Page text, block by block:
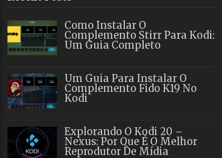
Como Instalar O
Complemento Stirr Para Kodi:
Um Guia Completo
Um Guia Para Instalar O
Complemento Fido K19 No
Kodi
Explorando O Kodi 20 –
Nexus: Por Que É O Melhor
Reprodutor De Mídia